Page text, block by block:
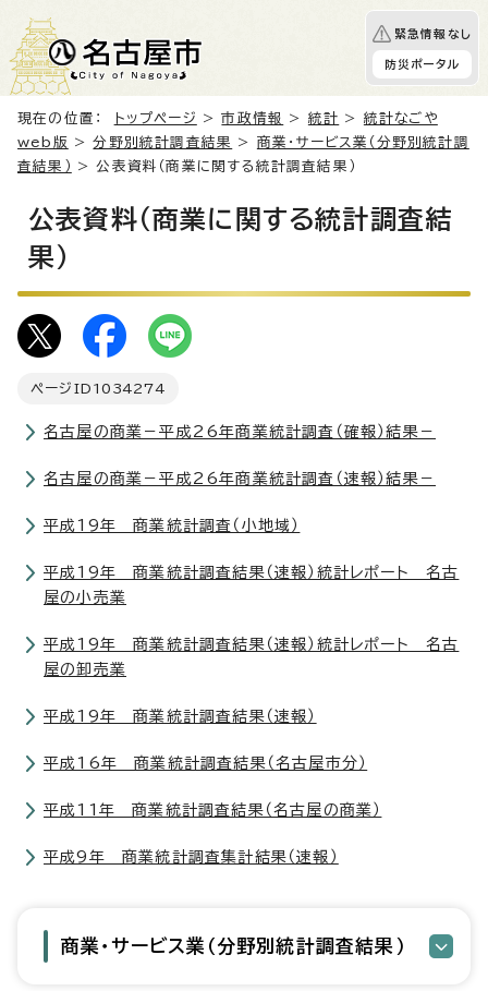
緊急情報なし
防災ポータル
現在の位置： トップページ >市政情報 > 統計 > 統計なごや
web版 >分野別統計調査結果 > 商業・サービス業（分野別統計調
査結果）
> 公表資料（商業に関する統計調査結果）
公表資料（商業に関する統計調査結
果）
ページID 1034274
名古屋の商業－平成26年商業統計調査（確報）結果－
名古屋の商業－平成26年商業統計調査（速報）結果－
平成19年 商業統計調査（小地域）
平成19年 商業統計調査結果（速報）統計レポート 名古
屋の小売業
平成19年 商業統計調査結果（速報）統計レポート 名古
屋の卸売業
平成19年 商業統計調査結果（速報）
平成16年 商業統計調査結果（名古屋市分）
平成11年 商業統計調査結果（名古屋の商業）
平成9年 商業統計調査集計結果（速報）
商業・サービス業（分野別統計調査結果）